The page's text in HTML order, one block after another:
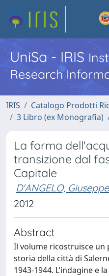
UniSa - IRIS
Research
IRIS
Catalogo Prodotti
3 Libro (ex Monografia)
La forma
transizione dal
Capitale
D'ANGELO, Giuseppe
2012
Abstract
Il volume ricostruisce un
storia della città di
1943-1944. L’indagine e